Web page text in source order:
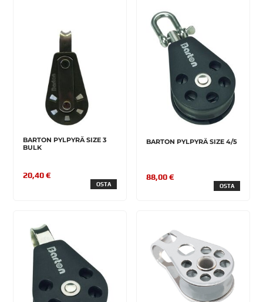
BARTON PYLPYRÄ SIZE 3
BULK
20,40 €
OSTA
BARTON PYLPYRÄ SIZE 4/5
88,00 €
OSTA